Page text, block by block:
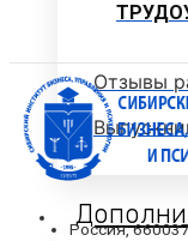
Отзывы
Россия,